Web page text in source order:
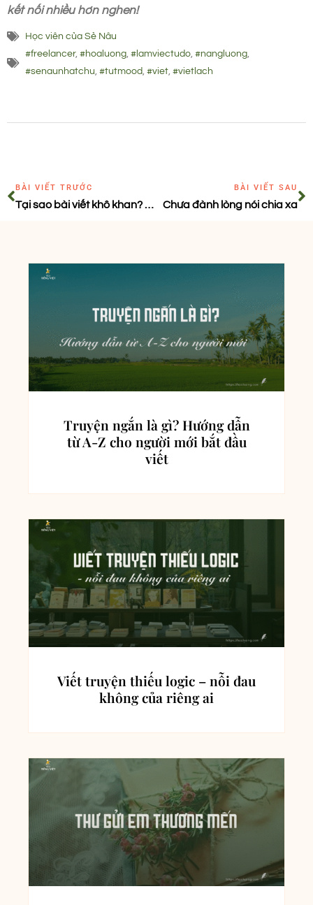
kết nối nhiều hơn nghen!
Học viên của Sẻ Nâu
#freelancer, #hoaluong, #lamviectudo, #nangluong,
#senaunhatchu, #tutmood, #viet, #vietlach
BÀI VIẾT TRƯỚC
Tại sao bài viết khô khan? 7 mẹo khắc phục ngay lập tức
BÀI VIẾT SAU
Chưa đành lòng nói chia xa
Truyện ngắn là gì? Hướng dẫn
từ A-Z cho người mới bắt đầu
viết
Viết truyện thiếu logic – nỗi đau
không của riêng ai